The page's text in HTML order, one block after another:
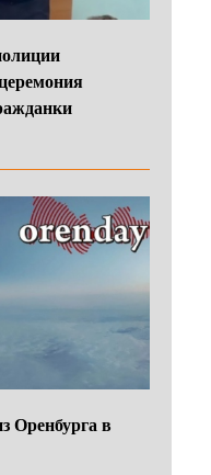
Оренбурга в